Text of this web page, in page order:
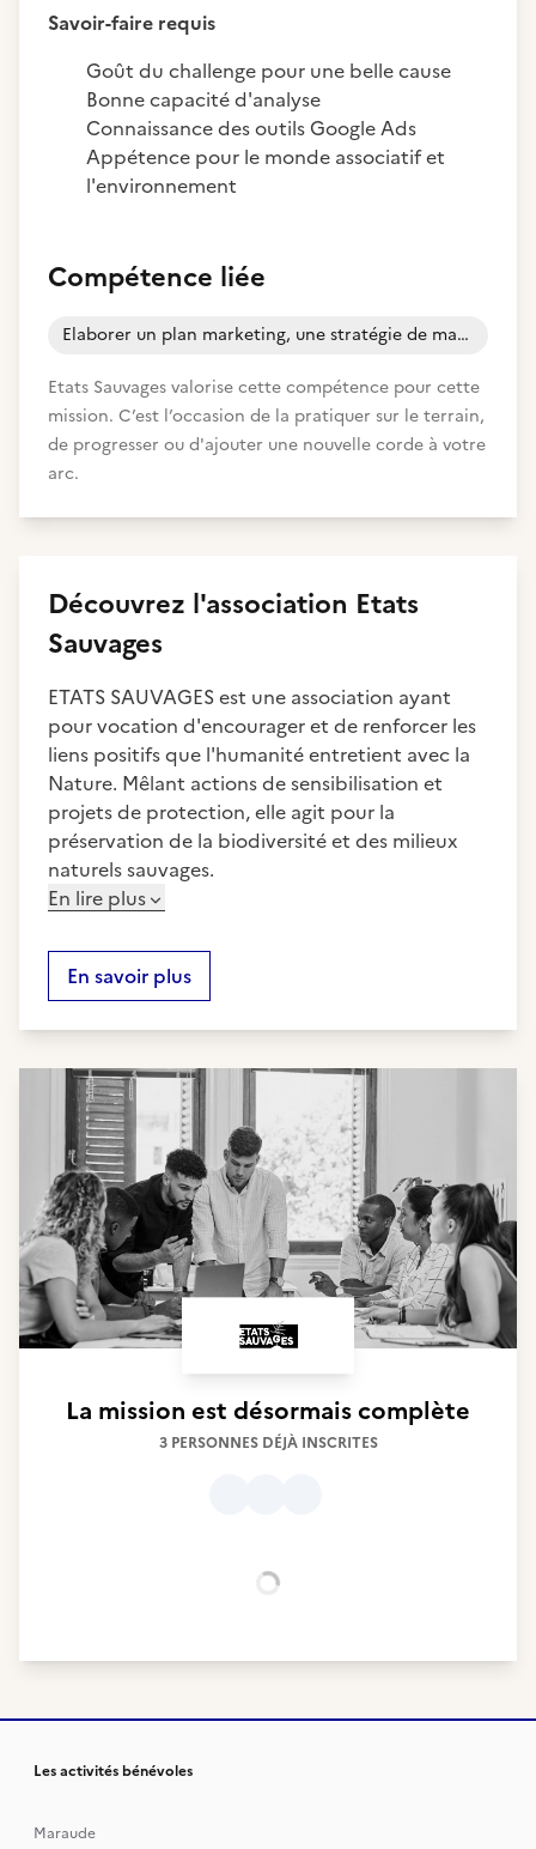
Savoir-faire requis
Goût du challenge pour une belle cause
Bonne capacité d'analyse
Connaissance des outils Google Ads
Appétence pour le monde associatif et
l'environnement
Compétence liée
Elaborer un plan marketing, une stratégie de marque et de communication
Etats Sauvages valorise cette compétence pour cette
mission. C’est l’occasion de la pratiquer sur le terrain,
de progresser ou d'ajouter une nouvelle corde à votre
arc.
Découvrez l'association Etats
Sauvages
ETATS SAUVAGES est une association ayant
pour vocation d'encourager et de renforcer les
liens positifs que l'humanité entretient avec la
Nature. Mêlant actions de sensibilisation et
projets de protection, elle agit pour la
préservation de la biodiversité et des milieux
naturels sauvages.
En lire plus
En savoir plus
La mission est désormais complète
3 PERSONNES DÉJÀ INSCRITES
Les activités bénévoles
Maraude